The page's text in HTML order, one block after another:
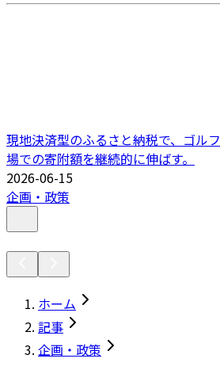
現地決済型のふるさと納税で、ゴルフ
場での寄附額を継続的に伸ばす。
2026-06-15
企画・政策
ホーム
記事
企画・政策